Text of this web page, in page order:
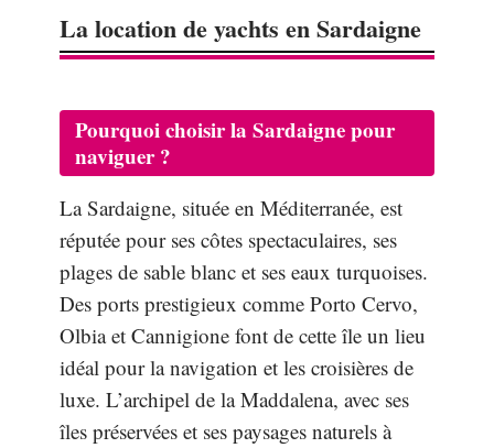
La location de yachts en Sardaigne
Pourquoi choisir la Sardaigne pour
naviguer ?
La Sardaigne, située en Méditerranée, est
réputée pour ses côtes spectaculaires, ses
plages de sable blanc et ses eaux turquoises.
Des ports prestigieux comme Porto Cervo,
Olbia et Cannigione font de cette île un lieu
idéal pour la navigation et les croisières de
luxe. L’archipel de la Maddalena, avec ses
îles préservées et ses paysages naturels à